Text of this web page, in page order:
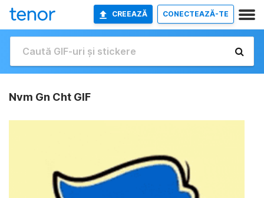
CREEAZĂ CONECTEAZĂ-TE
Nvm Gn Cht GIF